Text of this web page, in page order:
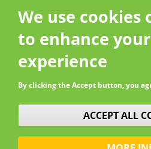
92200 Neuilly-sur-Seine
France
We use cookies
to enhance
experience
By clicking the Accept button, you
ACCEPT ALL
WITHDRAW CONSENT